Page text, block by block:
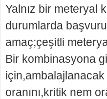
Yalnız bir meteryal
durumlarda
amaç;çeşitli
Bir kombinasyona
oranını,kritik nem